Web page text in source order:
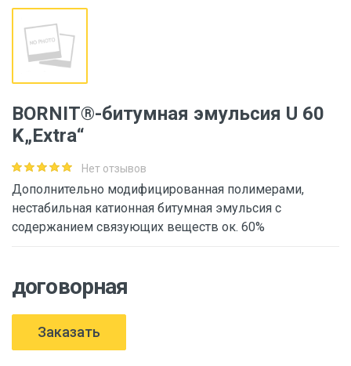
BORNIT®-битумная эмульсия U 60
K„Extra“
Нет отзывов
Дополнительно модифицированная полимерами,
нестабильная катионная битумная эмульсия с
содержанием связующих веществ ок. 60%
договорная
Заказать